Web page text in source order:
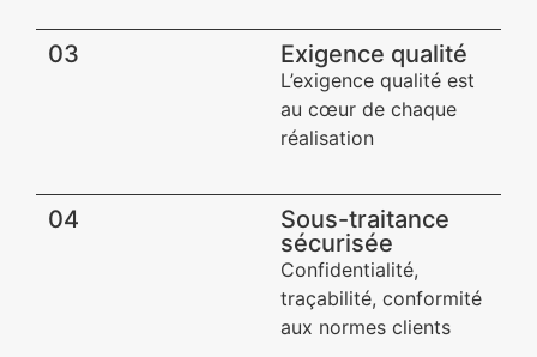
03 Exigence qualité​
L’exigence qualité est
au cœur de chaque
réalisation
04
Sous-traitance
sécurisée​
Confidentialité,
traçabilité, conformité
aux normes clients